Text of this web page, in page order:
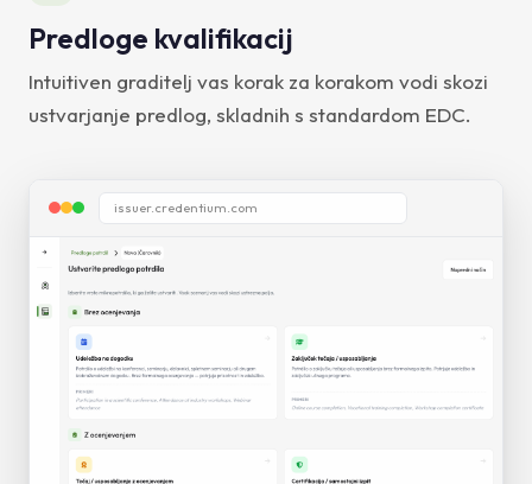
Predloge kvalifikacij
Intuitiven graditelj vas korak za korakom vodi skozi
ustvarjanje predlog, skladnih s standardom EDC.
issuer.credentium.com